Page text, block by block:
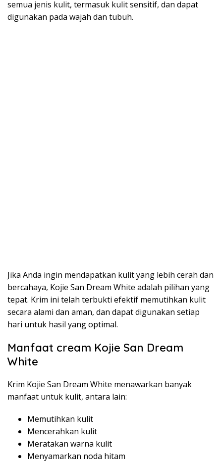
semua jenis kulit, termasuk kulit sensitif, dan dapat
digunakan pada wajah dan tubuh.
Jika Anda ingin mendapatkan kulit yang lebih cerah dan
bercahaya, Kojie San Dream White adalah pilihan yang
tepat. Krim ini telah terbukti efektif memutihkan kulit
secara alami dan aman, dan dapat digunakan setiap
hari untuk hasil yang optimal.
Manfaat cream Kojie San Dream
White
Krim Kojie San Dream White menawarkan banyak
manfaat untuk kulit, antara lain:
Memutihkan kulit
Mencerahkan kulit
Meratakan warna kulit
Menyamarkan noda hitam